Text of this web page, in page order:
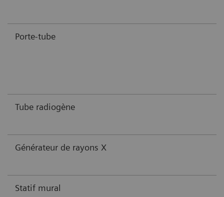
Porte-tube
Tube radiogène
Générateur de rayons X
Statif mural